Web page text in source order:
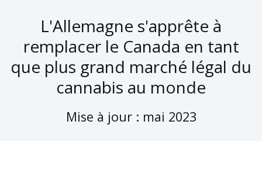
L'Allemagne s'apprête à
remplacer le Canada en tant
que plus grand marché légal du
cannabis au monde
Mise à jour : mai 2023